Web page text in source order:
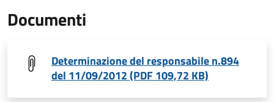
Documenti
Determinazione del responsabile n.894
del 11/09/2012 (PDF 109,72 KB)